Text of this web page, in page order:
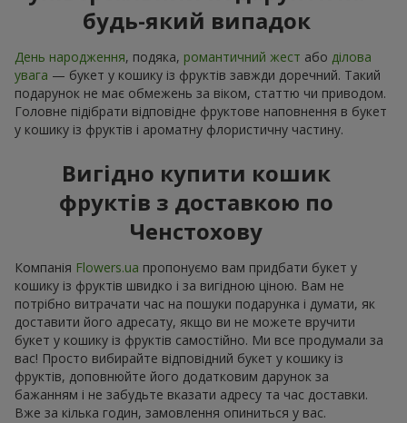
будь-який випадок
День народження, подяка, романтичний жест або ділова
увага — букет у кошику із фруктів завжди доречний. Такий
подарунок не має обмежень за віком, статтю чи приводом.
Головне підібрати відповідне фруктове наповнення в букет
у кошику із фруктів і ароматну флористичну частину.
Вигідно купити кошик
фруктів з доставкою по
Ченстохову
Компанія Flowers.ua пропонуємо вам придбати букет у
кошику із фруктів швидко і за вигідною ціною. Вам не
потрібно витрачати час на пошуки подарунка і думати, як
доставити його адресату, якщо ви не можете вручити
букет у кошику із фруктів самостійно. Ми все продумали за
вас! Просто вибирайте відповідний букет у кошику із
фруктів, доповнюйте його додатковим дарунок за
бажанням і не забудьте вказати адресу та час доставки.
Вже за кілька годин, замовлення опиниться у вас.